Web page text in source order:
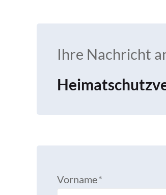
Ihre Nachricht
Vorname*